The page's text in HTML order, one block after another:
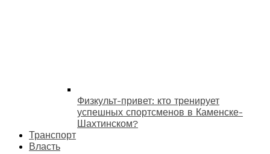
Физкульт-привет: кто тренирует
успешных спортсменов в Каменске-
Шахтинском?
Транспорт
Власть